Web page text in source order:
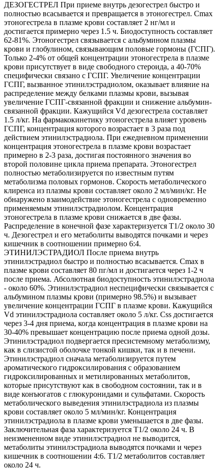
ДЕЗОГЕСТРЕЛ При приеме внутрь дезогестрел быстро и
полностью всасывается и превращается в этоногестрел. Cmax
этоногестрела в плазме крови составляет 2 нг/мл и
достигается примерно через 1.5 ч. Биодоступность составляет
62-81%. Этоногестрел связывается с альбумином плазмы
крови и глобулином, связывающим половые гормоны (ГСПГ).
Только 2-4% от общей концентрации этоногестрела в плазме
крови присутствует в виде свободного стероида, а 40-70%
специфически связано с ГСПГ. Увеличение концентрации
ГСПГ, вызванное этинилэстрадиолом, оказывает влияние на
распределение между белками плазмы крови, вызывая
увеличение ГСПГ-связанной фракции и снижение альбумин-
связанной фракции. Кажущийся Vd дезогестрела составляет
1.5 л/кг. На фармакокинетику этоногестрела влияет уровень
ГСПГ, концентрация которого возрастает в 3 раза под
действием этинилэстрадиола. При ежедневном применении
концентрация этоногестрела в плазме крови возрастает
примерно в 2-3 раза, достигая постоянного значения во
второй половине цикла приема препарата. Этоногестрел
полностью метаболизируется по известным путям
метаболизма половых гормонов. Скорость метаболического
клиренса из плазмы крови составляет около 2 мл/мин/кг. Не
обнаружено взаимодействие этоногестрела с одновременно
применяемым этинилэстрадиолом. Концентрация
этоногестрела в плазме крови снижается в две фазы.
Распределение в конечной фазе характеризуется Т1/2 около 30
ч. Дезогестрел и его метаболиты выводятся почками и через
кишечник в соотношении примерно 6:4.
ЭТИНИЛЭСТРАДИОЛ После приема внутрь
этинилэстрадиол быстро и полностью всасывается. Cmax в
плазме крови составляет 80 пг/мл и достигается через 1-2 ч
после приема. Абсолютная биодоступность этинилэстрадиола
- около 60%. Этинилэстрадиол неспецифически связывается с
альбумином плазмы крови (примерно 98.5%) и вызывает
увеличение концентрации ГСПГ в плазме крови. Кажущийся
Vd этинилэстрадиола составляет около 5 л/кг. Css достигается
через 3-4 дня приема, когда концентрация в плазме крови на
30-40% превышает концентрацию после приема одной дозы.
Этинилэстрадиол подвергается пресистемному метаболизму,
как в слизистой оболочке тонкой кишки, так и в печени.
Этинилэстрадиол сначала метаболизируется путем
ароматического гидроксилирования с образованием
гидроксилированных и метилированных метаболитов,
которые присутствуют как в свободном состоянии, так и в
виде конъюгатов с глюкуронидами и сульфатами. Скорость
метаболического выведения этинилэстрадиола из плазмы
крови составляет около 5 мл/мин/кг. Концентрация
этинилэстрадиола в плазме крови уменьшается в две фазы.
Заключительная фаза характеризуется Т1/2 около 24 ч. В
неизмененном виде этинилэстрадиол не выводится,
метаболиты этинилэстрадиола выводятся почками и через
кишечник в соотношении 4:6. Т1/2 метаболитов составляет
около 24 ч.